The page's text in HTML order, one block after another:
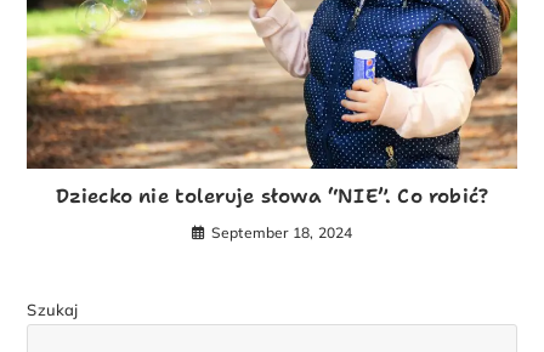
Dziecko nie toleruje słowa “NIE”. Co robić?
September 18, 2024
Szukaj